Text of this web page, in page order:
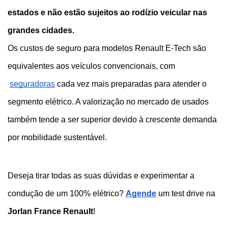
estados e não estão sujeitos ao rodízio veicular nas
grandes cidades.
Os custos de seguro para modelos Renault E-Tech são
equivalentes aos veículos convencionais, com
seguradoras cada vez mais preparadas para atender o
segmento elétrico. A valorização no mercado de usados
também tende a ser superior devido à crescente demanda
por mobilidade sustentável.
Deseja tirar todas as suas dúvidas e experimentar a
condução de um 100% elétrico? Agende
Jorlan France Renault!